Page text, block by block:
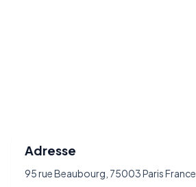
Adresse
95 rue Beaubourg, 75003 Paris France